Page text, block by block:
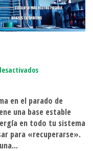
en
Tilt
PPT
en el parado de
una base estable
en todo tu sistema
para «recuperarse».